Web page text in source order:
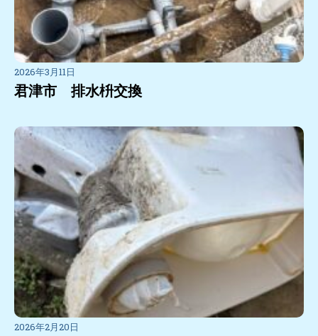
君津市 排水枡交換
2026年3月11日
2026年2月20日